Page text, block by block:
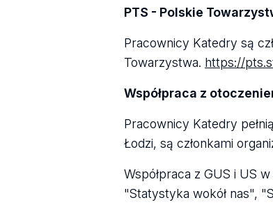
PTS - Polskie
Pracownicy Katedry są
Towarzystwa. https://
Współpraca z
Pracownicy Katedry
Łodzi, są członkami
Współpraca z GUS i US
"Statystyka wokół nas",